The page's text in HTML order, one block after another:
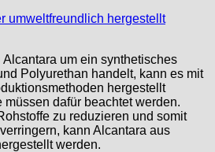
umweltfreundlich hergestellt
um ein synthetisches
Polyurethan handelt, kann es mit
hergestellt
dafür beachtet werden.
zu reduzieren und somit
kann Alcantara aus
werden.